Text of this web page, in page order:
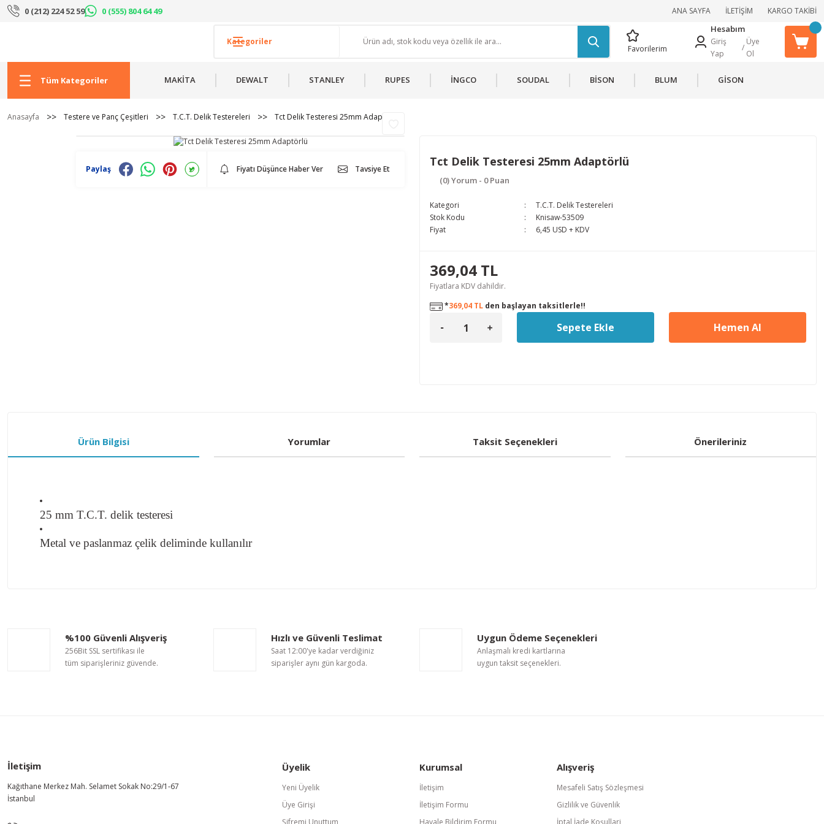
0 (212) 224 52 59 0 (555) 804 64 49 ANA SAYFA İLETİŞİM KARGO TAKİBİ
Favorilerim
Hesabım
Giriş
Yap
/
Üye
Ol
Tüm Kategoriler MAKİTA DEWALT STANLEY RUPES İNGCO SOUDAL BİSON BLUM GİSON
Anasayfa Testere ve Panç Çeşitleri T.C.T. Delik Testereleri Tct Delik Testeresi 25mm Adaptörlü
Paylaş Fiyatı Düşünce Haber Ver Tavsiye Et
Tct Delik Testeresi 25mm Adaptörlü
(0) Yorum - 0 Puan
Kategori
T.C.T. Delik Testereleri
Stok Kodu
Knisaw-53509
Fiyat
6,45 USD + KDV
369,04 TL
Fiyatlara KDV dahildir.
*369,04 TL den başlayan taksitlerle!!
Sepete Ekle Hemen Al
Ürün Bilgisi Yorumlar Taksit Seçenekleri Önerileriniz
25 mm T.C.T. delik testeresi
Metal ve paslanmaz çelik deliminde kullanılır
Ürün açıklamasında eksik bilgiler bulunuyor.
Ürün bilgilerinde hatalar bulunuyor.
%100 Güvenli Alışveriş
256Bit SSL sertifikası ile
tüm siparişleriniz güvende.
Hızlı ve Güvenli Teslimat
Saat 12:00'ye kadar verdiğiniz
siparişler aynı gün kargoda.
Uygun Ödeme Seçenekleri
Anlaşmalı kredi kartlarına
uygun taksit seçenekleri.
İletişim
Kağıthane Merkez Mah. Selamet Sokak No:29/1-67
İstanbul
Üyelik
Yeni Üyelik
Üye Girişi
Şifremi Unuttum
Kurumsal
İletişim
İletişim Formu
Havale Bildirim Formu
Alışveriş
Mesafeli Satış Sözleşmesi
Gizlilik ve Güvenlik
İptal İade Koşullari